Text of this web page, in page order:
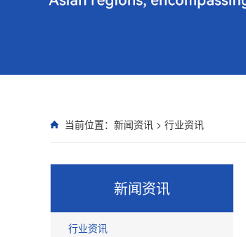
当前位置： 新闻资讯 > 行业资讯
新闻资讯
行业资讯